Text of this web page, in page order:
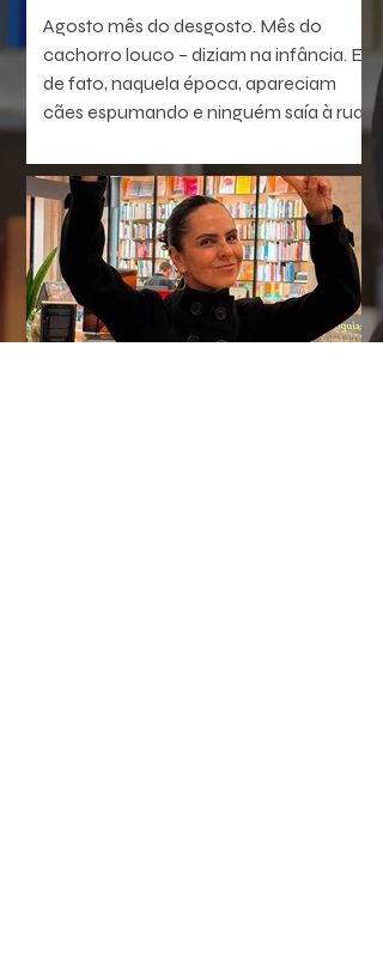
Agosto mês do desgosto. Mês do
cachorro louco – diziam na infância. E
de fato, naquela época, apareciam
cães espumando e ninguém saía à rua.
homem e em bicho. Ou dava. Muitos
têm raiva, ódio, medo. Porém não
dependem do mês em curso.